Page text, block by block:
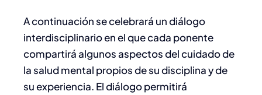
A continuación se celebrará un diálogo
interdisciplinario en el que cada ponente
compartirá algunos aspectos del cuidado de
la salud mental propios de su disciplina y de
su experiencia. El diálogo permitirá